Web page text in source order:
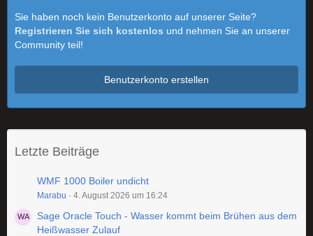
Sie haben noch kein Benutzerkonto auf unserer Seite?
Registrieren Sie sich kostenlos und nehmen Sie an unserer
Community teil!
Benutzerkonto erstellen
Letzte Beiträge
WMF 1000 Boiler undicht
Marabu 4. August 2026 um 16:24
Sage Oracle Touch - Wasser kommt beim Brühen aus dem
Heißwasser Zulauf